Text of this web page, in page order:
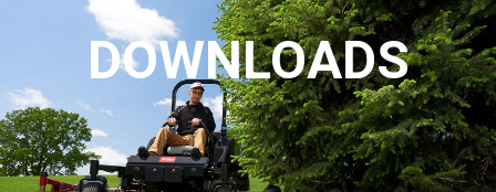
DOWNLOADS